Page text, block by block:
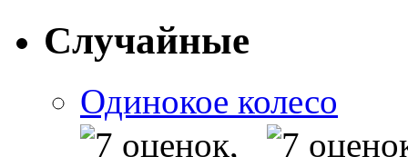
Случайные
Одинокое колесо